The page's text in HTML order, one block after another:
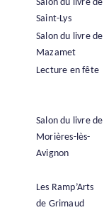
Salon du livre de
Saint-Lys
Salon du livre de
Mazamet
Lecture en fête
Salon du livre de
Morières-lès-
Avignon
Les Ramp’Arts
de Grimaud